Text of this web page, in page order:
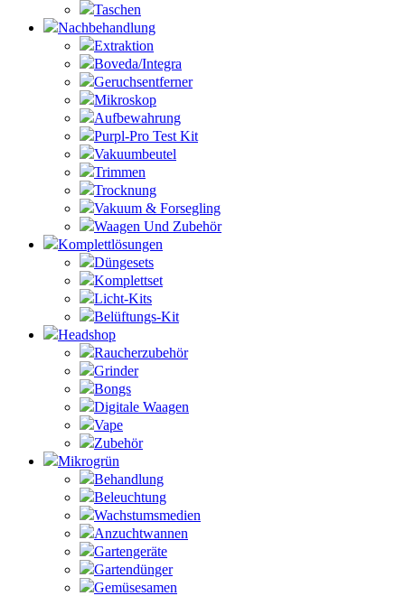
Taschen
Nachbehandlung
Extraktion
Boveda/Integra
Geruchsentferner
Mikroskop
Aufbewahrung
Purpl-Pro Test Kit
Vakuumbeutel
Trimmen
Trocknung
Vakuum & Forsegling
Waagen Und Zubehör
Komplettlösungen
Düngesets
Komplettset
Licht-Kits
Belüftungs-Kit
Headshop
Raucherzubehör
Grinder
Bongs
Digitale Waagen
Vape
Zubehör
Mikrogrün
Behandlung
Beleuchtung
Wachstumsmedien
Anzuchtwannen
Gartengeräte
Gartendünger
Gemüsesamen